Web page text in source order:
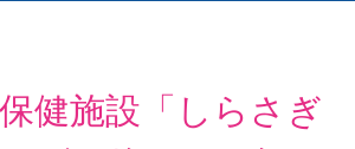
健施設「しらさぎ